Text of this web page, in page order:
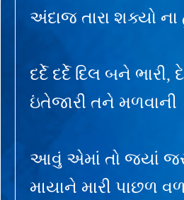
અંદાજ તારા શક્યો
દર્દે દર્દે દિલ બને ભારી,
ઇંતેજારી તને મળવાની
આવું એમાં તો જ્યાં
માયાને મારી પાછળ